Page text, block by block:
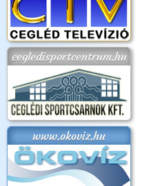
cegledisportcentrum.hu
www.okoviz.hu